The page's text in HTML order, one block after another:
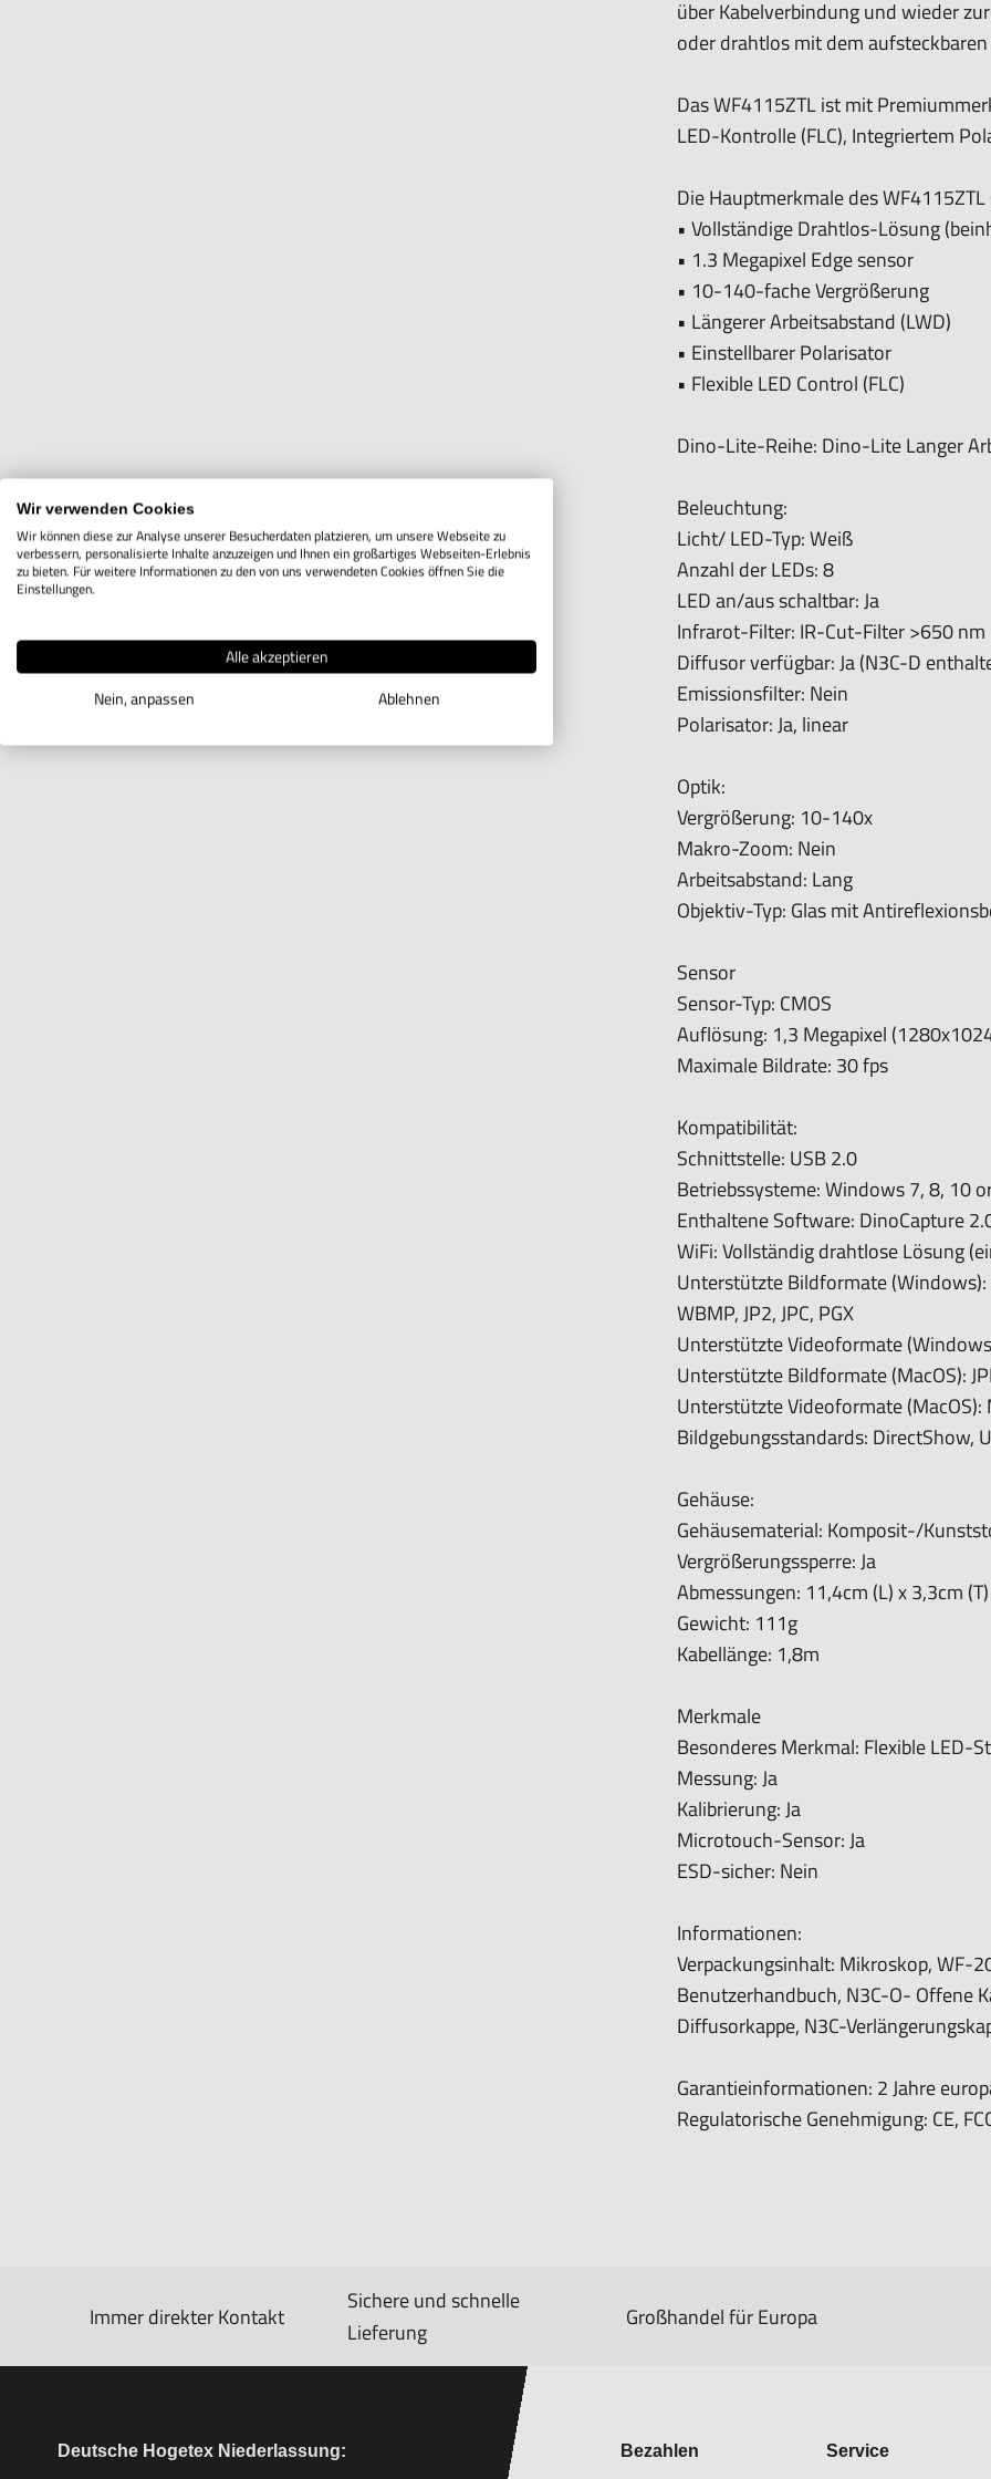
Makro-Zoom: Nein
Arbeitsabstand: Lang
Sensor
Auflösung: 1,3 Megapixel
Maximale Bildrate: 30 fps
Kompatibilität:
Schnittstelle: USB 2.0
Betriebssysteme: Windows 7, 8, 10
Enthaltene Software: DinoCapture
Unterstützte Bildformate (Windows):
Unterstützte Videoformate (Windows):
Unterstützte Bildformate (MacOS):
Unterstützte Videoformate (MacOS):
Bildgebungsstandards: DirectShow,
Gehäuse:
Gehäusematerial: Komposit-/
Vergrößerungssperre: Ja
Gewicht: 111g
Kabellänge: 1,8m
Merkmale
Besonderes Merkmal: Flexible LED-
Kalibrierung: Ja
Microtouch-Sensor: Ja
ESD-sicher: Nein
Verpackungsinhalt: Mikroskop, WF-
Benutzerhandbuch, N3C-O- Offene
Diffusorkappe, N3C-
Garantieinformationen: 2 Jahre
Regulatorische Genehmigung: CE,
über Kabelverbindung und wieder
oder drahtlos mit dem
Das WF4115ZTL ist mit
LED-Kontrolle (FLC), Integriertem
Die Hauptmerkmale des WF4115ZTL
• Vollständige Drahtlos-Lösung
• 1.3 Megapixel Edge sensor
• 10-140-fache Vergrößerung
• Längerer Arbeitsabstand (LWD)
• Einstellbarer Polarisator
• Flexible LED Control (FLC)
Dino-Lite-Reihe: Dino-Lite Langer
Beleuchtung:
Licht/ LED-Typ: Weiß
Anzahl der LEDs: 8
LED an/aus schaltbar: Ja
Infrarot-Filter: IR-Cut-Filter >650 nm
Diffusor verfügbar: Ja (N3C-D
Emissionsfilter: Nein
Polarisator: Ja, linear
Optik:
Vergrößerung: 10-140x
Makro-Zoom: Nein
Arbeitsabstand: Lang
Objektiv-Typ: Glas mit
Sensor
Sensor-Typ: CMOS
Auflösung: 1,3 Megapixel
Maximale Bildrate: 30 fps
Kompatibilität:
Schnittstelle: USB 2.0
Betriebssysteme: Windows 7, 8, 10
Enthaltene Software: DinoCapture
WiFi: Vollständig drahtlose Lösung
Unterstützte Bildformate (Windows):
WBMP, JP2, JPC, PGX
Unterstützte Videoformate
Unterstützte Bildformate (MacOS):
Unterstützte Videoformate (MacOS):
Bildgebungsstandards: DirectShow,
Gehäuse:
Gehäusematerial: Komposit-/
Vergrößerungssperre: Ja
Abmessungen: 11,4cm (L) x 3,3cm (T)
Gewicht: 111g
Kabellänge: 1,8m
Merkmale
Besonderes Merkmal: Flexible LED-
Messung: Ja
Kalibrierung: Ja
Microtouch-Sensor: Ja
ESD-sicher: Nein
Informationen:
Verpackungsinhalt: Mikroskop, WF-
Benutzerhandbuch, N3C-O- Offene
Diffusorkappe, N3C-
Garantieinformationen: 2 Jahre
Regulatorische Genehmigung: CE,
Immer direkter Kontakt
Sichere und schnelle
Lieferung
Großhandel für Europa
Deutsche Hogetex Niederlassung: Bezahlen Service
Wir verwenden Cookies
Wir können diese zur Analyse unserer Besucherdaten platzieren, um unsere Webseite zu
verbessern, personalisierte Inhalte anzuzeigen und Ihnen ein großartiges Webseiten-Erlebnis
zu bieten. Für weitere Informationen zu den von uns verwendeten Cookies öffnen Sie die
Einstellungen.
Alle akzeptieren
Nein, anpassen
Ablehnen